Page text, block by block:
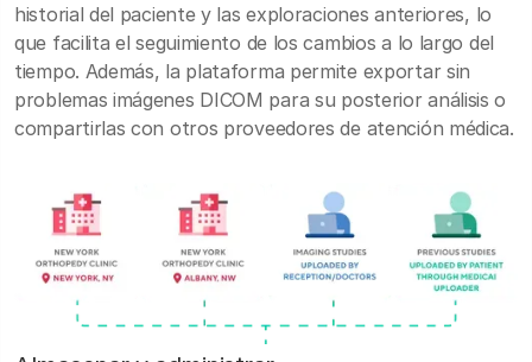
historial del paciente y las exploraciones anteriores, lo
que facilita el seguimiento de los cambios a lo largo del
tiempo. Además, la plataforma permite exportar sin
problemas imágenes DICOM para su posterior análisis o
compartirlas con otros proveedores de atención médica.